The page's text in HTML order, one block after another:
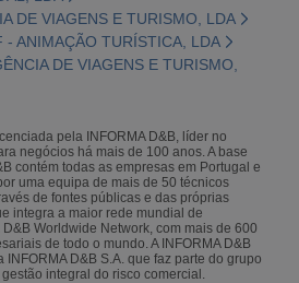
DE VIAGENS E TURISMO, LDA
- ANIMAÇÃO TURÍSTICA, LDA
DE VIAGENS E TURISMO,
pela INFORMA D&B, líder no
negócios há mais de 100 anos. A base
contém todas as empresas em Portugal e
uma equipa de mais de 50 técnicos
de fontes públicas e das próprias
integra a maior rede mundial de
Worldwide Network, com mais de 600
de todo o mundo. A INFORMA D&B
D&B S.A. que faz parte do grupo
integral do risco comercial.